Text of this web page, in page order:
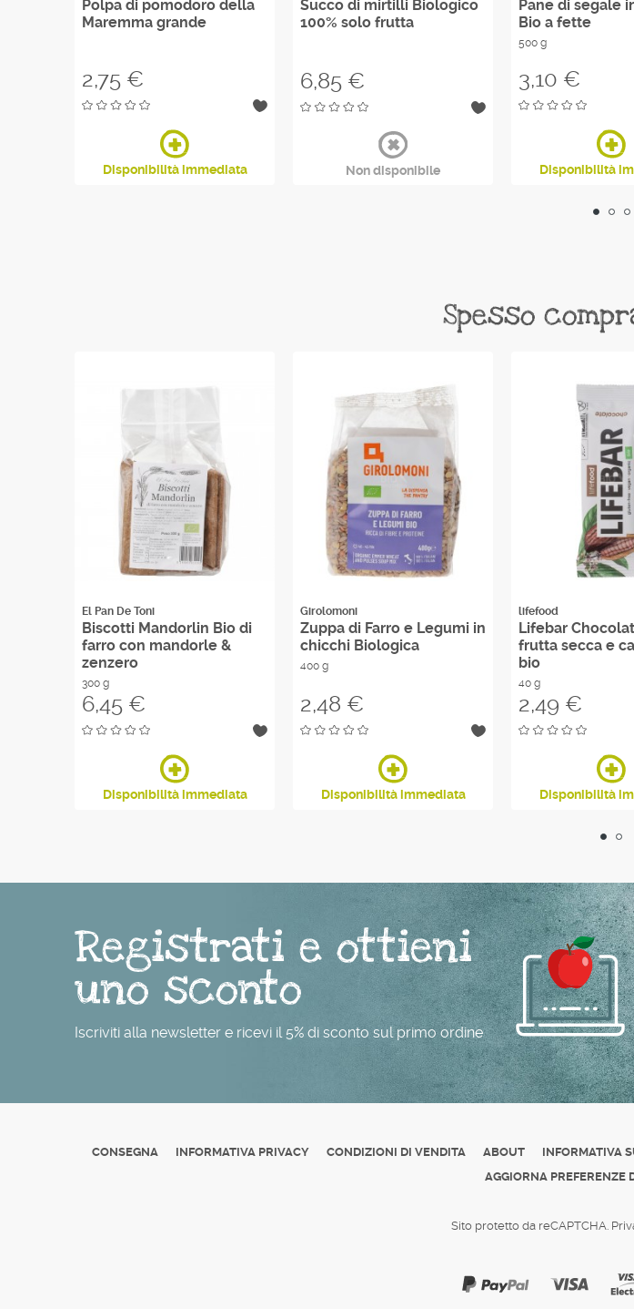
Polpa di pomodoro della
Maremma grande
Prezzo
2,75 €
Disponibilità immediata
Succo di mirtilli Biologico
100% solo frutta
Prezzo
6,85 €
Non disponibile
Pane di segale
Bio a fette
500 g
Prezzo
3,10 €
Disponibilità
Spesso
El Pan De Toni
Biscotti Mandorlin Bio di
farro con mandorle &
zenzero
300 g
Prezzo
6,45 €
Disponibilità immediata
Girolomoni
Zuppa di Farro e Legumi in
chicchi Biologica
400 g
Prezzo
2,48 €
Disponibilità immediata
lifefood
Lifebar
frutta secca e
bio
40 g
Prezzo
2,49 €
Disponibilità
Registrati e ottieni
uno sconto
Iscriviti alla newsletter e ricevi il 5% di sconto sul primo ordine
CONSEGNA INFORMATIVA PRIVACY CONDIZIONI DI VENDITA ABOUT INFORMATIVA
AGGIORNA PREFERENZE
Sito protetto da reCAPTCHA.